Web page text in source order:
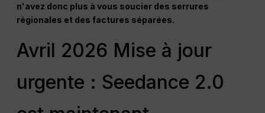
n'avez donc plus à vous soucier des serrures
régionales et des factures séparées.
Avril 2026 Mise à jour
urgente : Seedance 2.0